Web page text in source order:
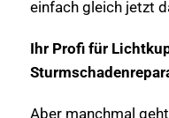
einfach gleich jetzt
Ihr Profi für
Aber manchmal